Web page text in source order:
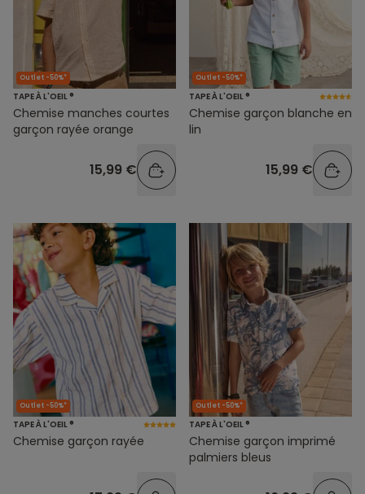
Outlet -50%*
TAPE À L'OEIL ®
Chemise manches courtes
garçon rayée orange
15,99 €
Outlet -50%*
TAPE À L'OEIL ®
Chemise garçon blanche en
lin
15,99 €
Outlet -50%*
TAPE À L'OEIL ®
Chemise garçon rayée
Outlet -50%*
TAPE À L'OEIL ®
Chemise garçon imprimé
palmiers bleus